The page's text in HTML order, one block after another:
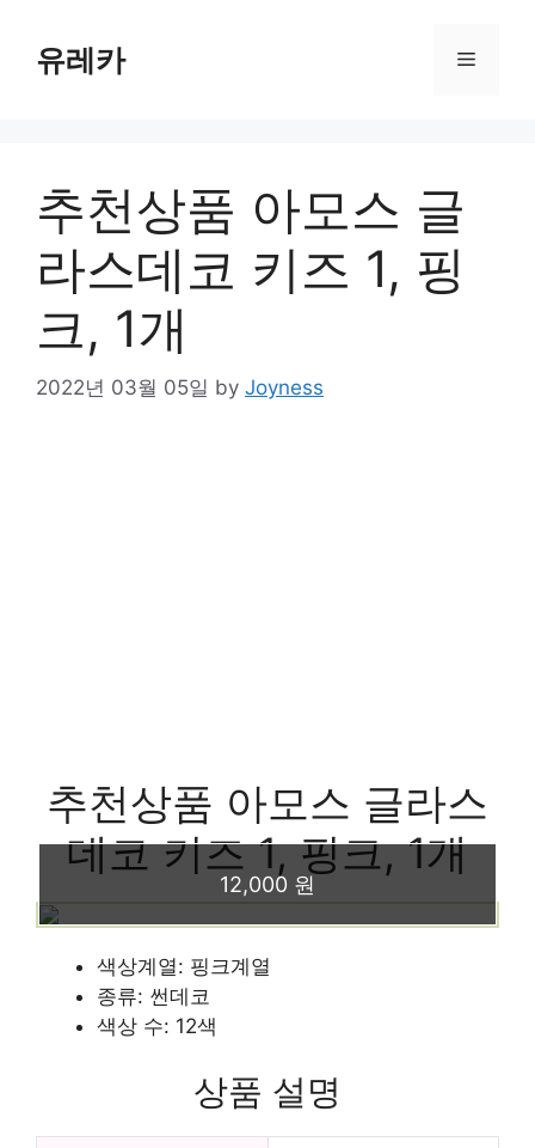
content유레카 Menu
추천상품 아모스 글
라스데코 키즈 1, 핑
크, 1개
2022년 03월 05일 by Joyness
추천상품 아모스 글라스
데코 키즈 1, 핑크, 1개
12,000 원
색상계열: 핑크계열
종류: 썬데코
색상 수: 12색
상품 설명